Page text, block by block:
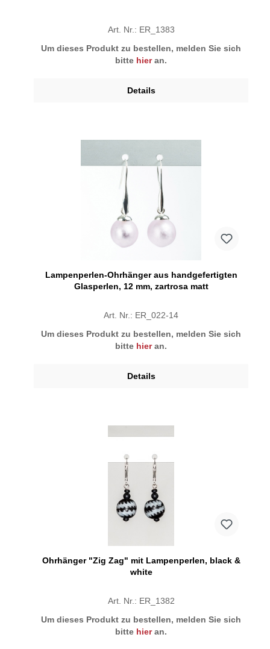
Art. Nr.: ER_1383
Um dieses Produkt zu bestellen, melden Sie sich
bitte hieran.
Details
Lampenperlen-Ohrhänger aus handgefertigten
Glasperlen, 12 mm, zartrosa matt
Art. Nr.: ER_022-14
Um dieses Produkt zu bestellen, melden Sie sich
bitte hieran.
Details
Ohrhänger "Zig Zag" mit Lampenperlen, black &
white
Art. Nr.: ER_1382
Um dieses Produkt zu bestellen, melden Sie sich
bitte hieran.